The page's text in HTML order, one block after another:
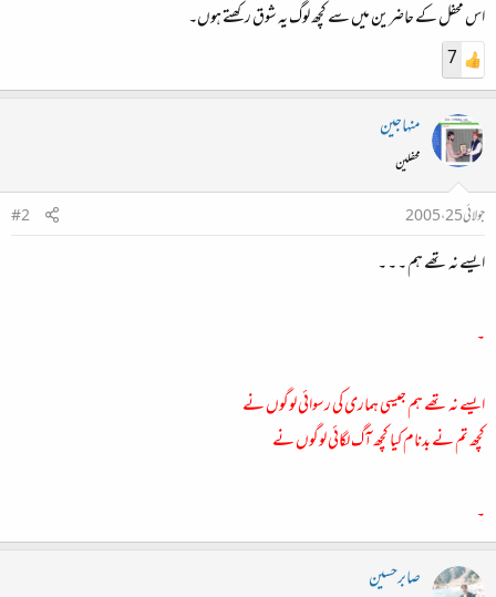
اس محفل کے حاضرین میں سے کچھ لوگ یہ شوق رکھتے ہوں۔
7
منہاجین
محفلین
جولائی 25، 2005
#2
ایسے نہ تھے ہم ۔ ۔ ۔
۔
ایسے نہ تھے ہم جیسی ہماری کی رسوائی لوگوں نے
کچھ تم نے بدنام کیا کچھ آگ لگائی لوگوں نے
۔
صابرحسین